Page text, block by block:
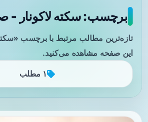
برچسب: سکته لاکونار -
تازه‌ترین مطالب مرتبط با برچسب «سکته
این صفحه مشاهده می‌کنید.
۱ مطلب